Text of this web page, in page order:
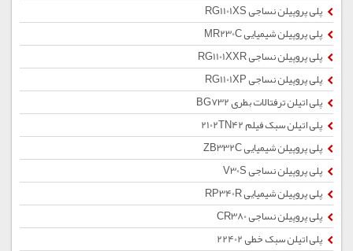
پلی پروپیلن نساجی RG1101XS
پلی پروپیلن شیمیایی MR230C
پلی پروپیلن نساجی RG1101XXR
پلی پروپیلن نساجی RG1101XP
پلی اتیلن ترفتالات بطری BG732
پلی اتیلن سبک فیلم 2102TN42
پلی پروپیلن شیمیایی ZB332C
پلی پروپیلن نساجی V30S
پلی پروپیلن شیمیایی RP340R
پلی پروپیلن نساجی CR380
پلی اتیلن سبک خطی 22402